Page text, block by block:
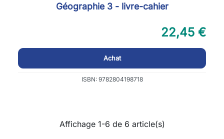
Géographie 3 - livre-cahier
22,45 €
Achat
ISBN: 9782804198718
Affichage 1-6 de 6 article(s)